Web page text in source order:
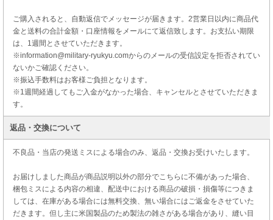
ご購入されると、自動返信でメッセージが届きます。2営業日以内に商品代
金と送料の合計金額・口座情報をメールにて返信致します。お支払い期限
は、1週間とさせていただきます。
※information@military-ryukyu.comからのメールの受信設定を拒否されてい
ないかご確認ください。
※振込手数料はお客様ご負担となります。
※1週間経過してもご入金がなかった場合、キャンセルとさせていただきま
す。
返品・交換について
不良品・当店の発送ミスによる場合のみ、返品・交換お受けいたします。
お届けしました商品が商品説明以外の部分でこちらに不備があった場合、
梱包ミスによる内容の相違、配送中における商品の破損・損傷等につきま
しては、在庫がある場合には無料交換、無い場合にはご返金をさせていた
だきます。但し主に米国製品のため製法の雑さがある場合があり、縫い目